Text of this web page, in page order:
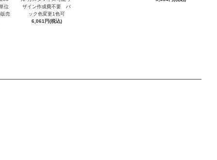
位
売
ザイン作成費不要 バ
ック色変更1色可
6,061円(税込)